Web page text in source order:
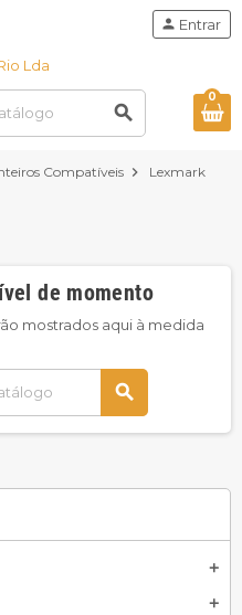
search
person Entrar
0
Compatíveis chevron_right Lexmark
add
add
de momento
mostrados aqui à medida
search